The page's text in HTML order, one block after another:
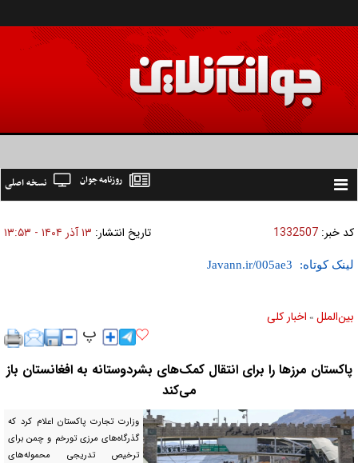
Toggle
نسخه اصلی روزنامه جوان
کد خبر: 1332507 تاریخ انتشار: ۱۳ آذر ۱۴۰۴ - ۱۳:۵۳
لینک کوتاه:
بين‌الملل » اخبار كلی
پاکستان مرز‌ها را برای انتقال کمک‌های بشردوستانه به افغانستان باز
می‌کند
وزارت تجارت پاکستان اعلام کرد که
گذرگاه‌های مرزی تورخم و چمن برای
ترخیص تدریجی محموله‌های